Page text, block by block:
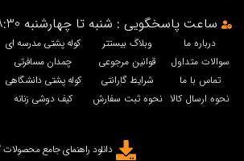
ساعت پاسخگویی : شنبه تا چهارشنبه 8:30 تا 17:30
درباره ما
سوالات متداول
تماس با ما
نحوه ارسال کالا
وبلاگ بیستتر
قوانین مرجوعی
شرایط گارانتی
نحوه ثبت سفارش
کوله پشتی مدرسه ای
چمدان مسافرتی
کوله پشتی دانشگاهی
کیف دوشی زنانه
دانلود راهنمای جامع محصولات